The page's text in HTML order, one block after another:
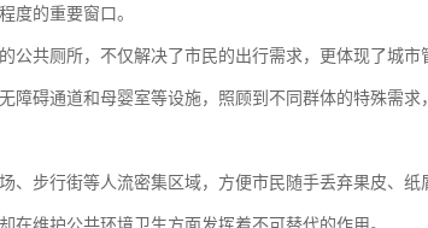
度的重要窗口。
公共厕所，不仅解决了市民的出行需求，更体现了城市
障碍通道和母婴室等设施，照顾到不同群体的特殊需
、步行街等人流密集区域，方便市民随手丢弃果皮、纸